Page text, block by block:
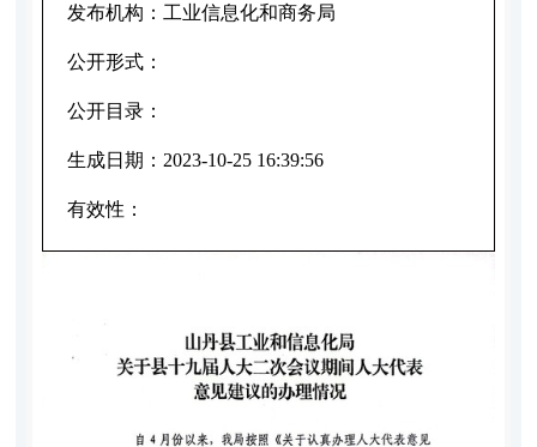
发布机构： 工业信息化和商务局
公开形式：
公开目录：
生成日期： 2023-10-25 16:39:56
有效性：